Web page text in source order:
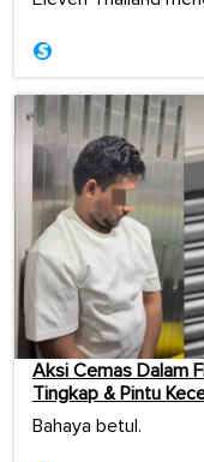
Aksi Cemas Dalam
Tingkap & Pintu
Bahaya betul.